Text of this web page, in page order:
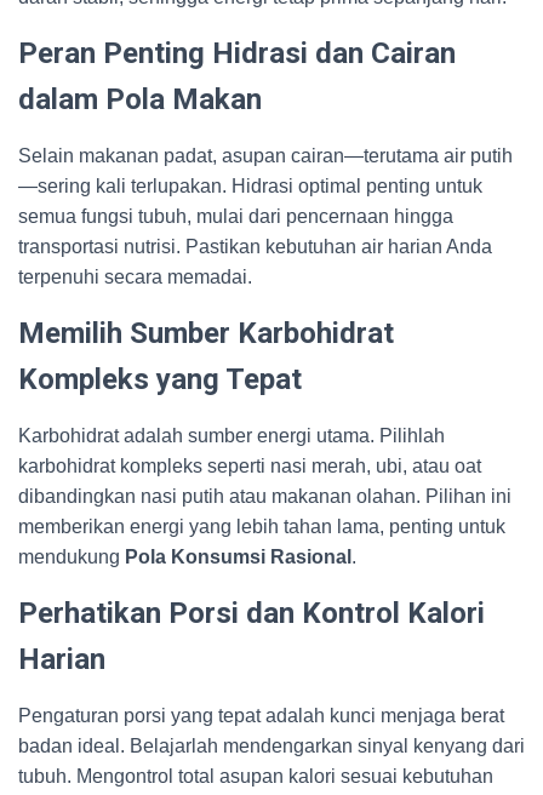
Peran Penting Hidrasi dan Cairan
dalam Pola Makan
Selain makanan padat, asupan cairan—terutama air putih
—sering kali terlupakan. Hidrasi optimal penting untuk
semua fungsi tubuh, mulai dari pencernaan hingga
transportasi nutrisi. Pastikan kebutuhan air harian Anda
terpenuhi secara memadai.
Memilih Sumber Karbohidrat
Kompleks yang Tepat
Karbohidrat adalah sumber energi utama. Pilihlah
karbohidrat kompleks seperti nasi merah, ubi, atau oat
dibandingkan nasi putih atau makanan olahan. Pilihan ini
memberikan energi yang lebih tahan lama, penting untuk
mendukung Pola Konsumsi Rasional .
Perhatikan Porsi dan Kontrol Kalori
Harian
Pengaturan porsi yang tepat adalah kunci menjaga berat
badan ideal. Belajarlah mendengarkan sinyal kenyang dari
tubuh. Mengontrol total asupan kalori sesuai kebutuhan